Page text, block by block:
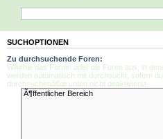
SUCHOPTIONEN
Zu durchsuchende Foren:
WÃ¤hle das Forum oder die Foren aus, in
werden automatisch mit durchsucht, sofern
durchsuchenâ€œ unten nicht deaktivierst.